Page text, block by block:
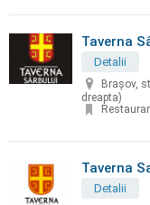
Taverna
Detalii
Braşov,
dreapta)
Taverna
Detalii